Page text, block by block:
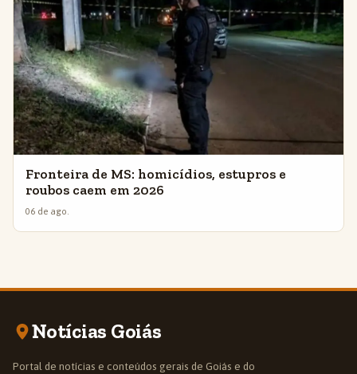
Fronteira de MS: homicídios, estupros e
roubos caem em 2026
06 de ago.
Notícias Goiás
Portal de notícias e conteúdos gerais de Goiás e do